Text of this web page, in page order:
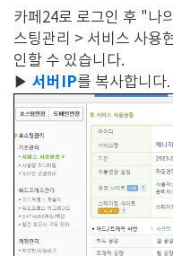
카페24로 로그인 후 "나
스팅관리 > 서비스 사용
인할 수 있습니다.
▶ 서버IP를 복사합니다.